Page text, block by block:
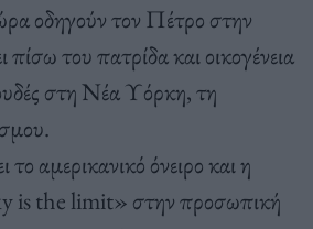
οδηγούν τον Πέτρο στην
του πατρίδα και οικογένεια
στη Νέα Υόρκη, τη
αμερικανικό όνειρο και η
is the limit» στην προσωπική